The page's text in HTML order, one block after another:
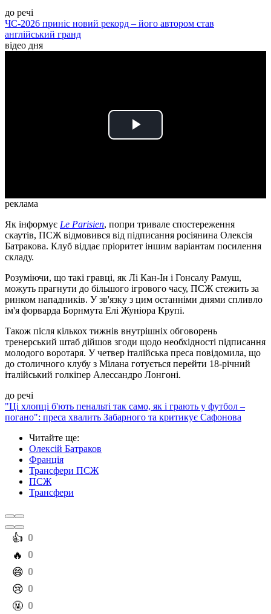
до речі
ЧС-2026 приніс новий рекорд – його автором став
англійський гранд
відео дня
Play
реклама
Як інформує Le Parisien, попри тривале спостереження
скаутів, ПСЖ відмовився від підписання росіянина Олексія
Батракова. Клуб віддає пріоритет іншим варіантам посилення
складу.
Розуміючи, що такі гравці, як Лі Кан-Ін і Гонсалу Рамуш,
можуть прагнути до більшого ігрового часу, ПСЖ стежить за
ринком нападників. У зв'язку з цим останніми днями спливло
ім'я форварда Борнмута Елі Жуніора Крупі.
Також після кількох тижнів внутрішніх обговорень
тренерський штаб дійшов згоди щодо необхідності підписання
молодого воротаря. У четвер італійська преса повідомила, що
до столичного клубу з Мілана готується перейти 18-річний
італійський голкіпер Алессандро Лонгоні.
до речі
"Ці хлопці б'ють пенальті так само, як і грають у футбол –
погано": преса хвалить Забарного та критикує Сафонова
Читайте ще:
Олексій Батраков
Франція
Трансфери ПСЖ
ПСЖ
Трансфери
️👍 0
️🔥 0
️😄 0
️😢 0
️🤬 0